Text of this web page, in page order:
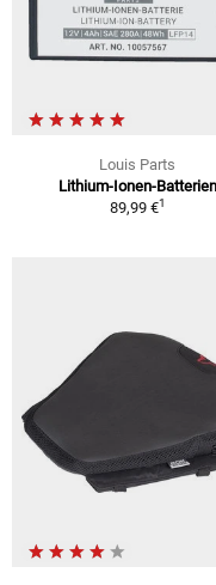
Louis Parts
Lithium-Ionen-Batterien
89,99 €1